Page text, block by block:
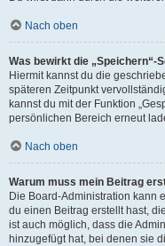
Nach oben
Was bewirkt die „Speichern“-
Hiermit kannst du die
späteren Zeitpunkt
kannst du mit der Funktion
persönlichen Bereich erneut
Nach oben
Warum muss mein Beitrag
Die Board-Administration kann
du einen Beitrag erstellt hast,
ist auch möglich, dass die
hinzugefügt hat, bei denen sie